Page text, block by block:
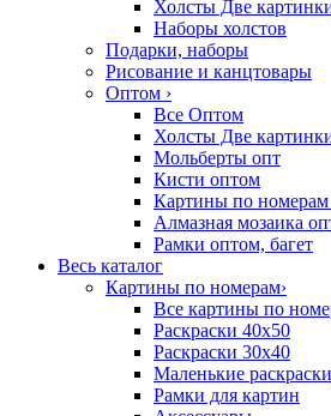
Холсты Две
Наборы холстов
Подарки, наборы
Рисование и канцтовары
Оптом ›
Все Оптом
Холсты Две
Мольберты опт
Кисти оптом
Картины по
Алмазная мозаика
Рамки оптом, багет
Весь каталог
Картины по номерам›
Все картины по
Раскраски 40х50
Раскраски 30х40
Маленькие раскраски
Рамки для картин